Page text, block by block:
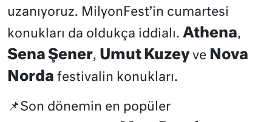
uzanıyoruz. MilyonFest’in cumartesi
konukları da oldukça iddialı. Athena,
Sena Şener, Umut Kuzeyve Nova
Norda festivalin konukları.
📌Son dönemin en popüler